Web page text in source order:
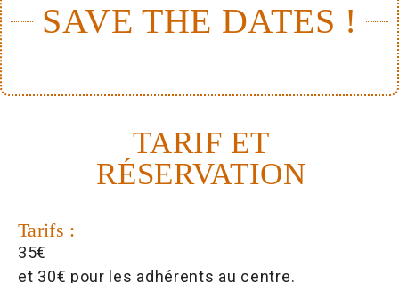
SAVE THE DATES !
TARIF ET
RÉSERVATION
Tarifs :
35€
et 30€ pour les adhérents au centre.